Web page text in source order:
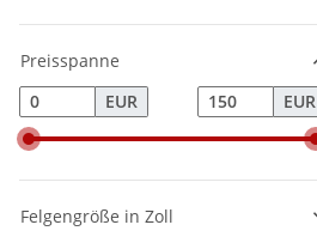
Preisspanne
EUR
EUR
Felgengröße in Zoll